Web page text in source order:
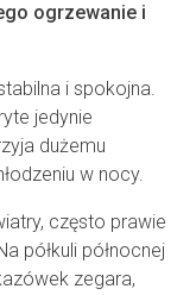
ogrzewanie i
i spokojna.
jedynie
dużemu
w nocy.
często prawie
półkuli północnej
zegara,